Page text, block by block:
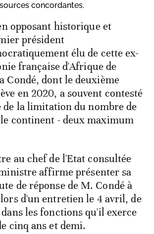
concordantes.
opposant historique et
président
élu de cette ex-
française d'Afrique de
Condé, dont le deuxième
en 2020, a souvent contesté
de la limitation du nombre de
continent - deux maximum
au chef de l'Etat consultée
affirme présenter sa
de réponse de M. Condé à
lors d'un entretien le 4 avril, de
les fonctions qu'il exerce
cinq ans et demi.